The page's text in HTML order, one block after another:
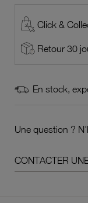
Click &
Retour 30
En stock,
Une question ?
CONTACTER